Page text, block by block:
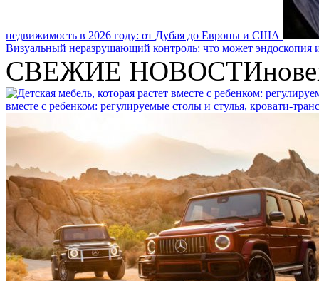
недвижимость в 2026 году: от Дубая до Европы и США
Визуальный неразрушающий контроль: что может эндоскопия
СВЕЖИЕ НОВОСТИ
вместе с ребенком: регулируемые столы и стулья, кровати-